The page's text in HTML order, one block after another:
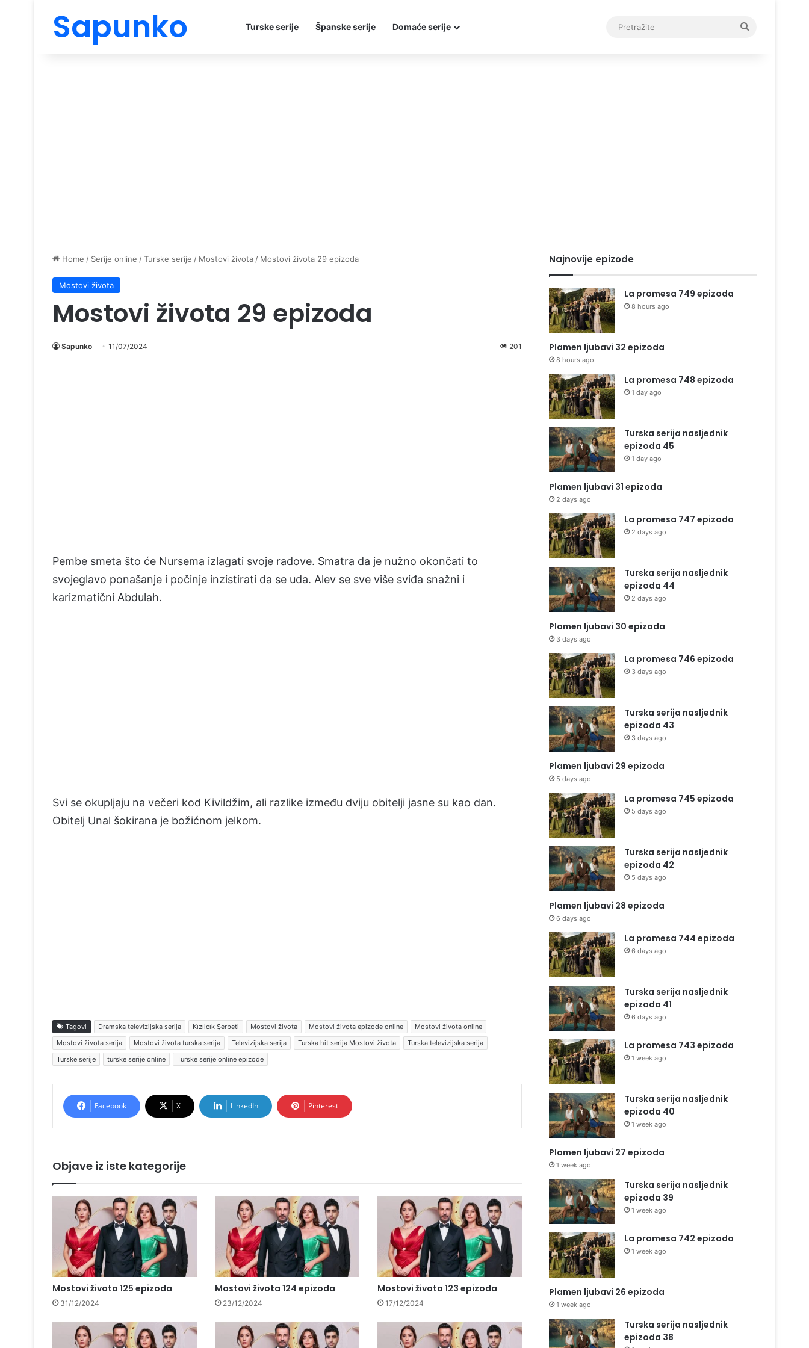
Sapunko Turske serije Španske serije Domaće serije
Home / Serije online /Turske serije / Mostovi života / Mostovi života 29 epizoda
Mostovi života
Mostovi života 29 epizoda
Sapunko 11/07/2024 201
Pembe smeta što će Nursema izlagati svoje radove. Smatra da je nužno okončati to
svojeglavo ponašanje i počinje inzistirati da se uda. Alev se sve više sviđa snažni i
karizmatični Abdulah.
Svi se okupljaju na večeri kod Kivildžim, ali razlike između dviju obitelji jasne su kao dan.
Obitelj Unal šokirana je božićnom jelkom.
Tagovi Dramska televizijska serija Kızılcık Şerbeti Mostovi života Mostovi života epizode online
Mostovi života online
Mostovi života serija
Mostovi života turska serija Televizijska serija Turska hit serija Mostovi života
Turska televizijska serija
Turske serije
turske serije online Turske serije online epizode
Facebook X LinkedIn Pinterest
Objave iz iste kategorije
Mostovi života 125 epizoda
31/12/2024
Mostovi života 124 epizoda
23/12/2024
Mostovi života 123 epizoda
17/12/2024
Najnovije epizode
La promesa 749 epizoda
8 hours ago
Plamen ljubavi 32 epizoda
8 hours ago
La promesa 748 epizoda
1 day ago
Turska serija nasljednik
epizoda 45
1 day ago
Plamen ljubavi 31 epizoda
2 days ago
La promesa 747 epizoda
2 days ago
Turska serija nasljednik
epizoda 44
2 days ago
Plamen ljubavi 30 epizoda
3 days ago
La promesa 746 epizoda
3 days ago
Turska serija nasljednik
epizoda 43
3 days ago
Plamen ljubavi 29 epizoda
5 days ago
La promesa 745 epizoda
5 days ago
Turska serija nasljednik
epizoda 42
5 days ago
Plamen ljubavi 28 epizoda
6 days ago
La promesa 744 epizoda
6 days ago
Turska serija nasljednik
epizoda 41
6 days ago
La promesa 743 epizoda
1 week ago
Turska serija nasljednik
epizoda 40
1 week ago
Plamen ljubavi 27 epizoda
1 week ago
Turska serija nasljednik
epizoda 39
1 week ago
La promesa 742 epizoda
1 week ago
Plamen ljubavi 26 epizoda
1 week ago
Turska serija nasljednik
epizoda 38